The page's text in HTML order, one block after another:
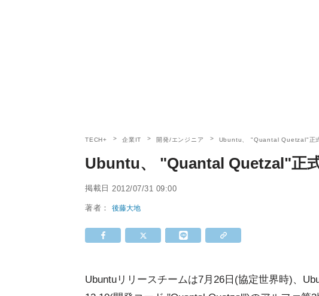
TECH+ 企業IT 開発/エンジニア Ubuntu、 "Quantal Quetzal"正
Ubuntu、 "Quantal Quetzal"正
掲載日 2012/07/31 09:00
著者：後藤大地
Ubuntuリリースチームは7月26日(協定世界時)、